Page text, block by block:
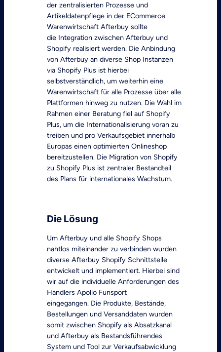
der zentralisierten Prozesse und
Artikeldatenpflege in der ECommerce
Warenwirtschaft Afterbuy sollte
die Integration zwischen Afterbuy und
Shopify realisiert werden. Die Anbindung
von Afterbuy an diverse Shop Instanzen
via Shopify Plus ist hierbei
selbstverständlich, um weiterhin eine
Warenwirtschaft für alle Prozesse über alle
Plattformen hinweg zu nutzen. Die Wahl im
Rahmen einer Beratung fiel auf Shopify
Plus, um die Internationalisierung voran zu
treiben und pro Verkaufsgebiet innerhalb
Europas einen optimierten Onlineshop
bereitzustellen. Die Migration von Shopify
zu Shopify Plus ist zentraler Bestandteil
des Plans für internationales Wachstum.
Die Lösung
Um Afterbuy und alle Shopify Shops
nahtlos miteinander zu verbinden wurden
diverse Afterbuy Shopify Schnittstelle
entwickelt und implementiert. Hierbei sind
wir auf die individuelle Anforderungen des
Händlers Apollo Funsport
eingegangen. Die Produkte, Bestände,
Bestellungen und Versanddaten wurden
somit zwischen Shopify als Absatzkanal
und Afterbuy als Bestandsführendes
System und Tool zur Verkaufsabwicklung